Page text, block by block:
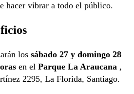
hacer vibrar a todo el público.
los sábado 27 y domingo 28
en el Parque La Araucana ,
2295, La Florida, Santiago.